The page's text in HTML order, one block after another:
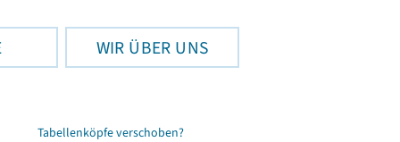
WIR ÜBER UNS
Tabellenköpfe verschoben?